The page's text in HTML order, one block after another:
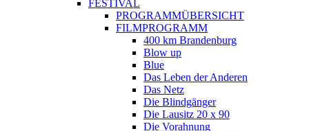
FESTIVAL
PROGRAMMÜBERSICHT
FILMPROGRAMM
400 km Brandenburg
Blow up
Blue
Das Leben der Anderen
Das Netz
Die Blindgänger
Die Lausitz 20 x 90
Die Vorahnung